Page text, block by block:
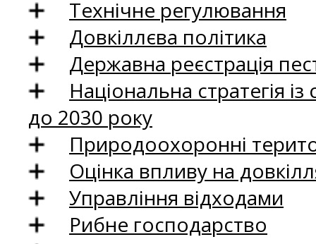
Технічне регулювання
Довкіллєва політика
Державна реєстрація
Національна стратегія
до 2030 року
Природоохоронні
Оцінка впливу на
Управління відходами
Рибне господарство